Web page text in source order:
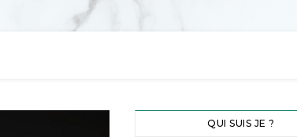
QUI SUIS JE ?